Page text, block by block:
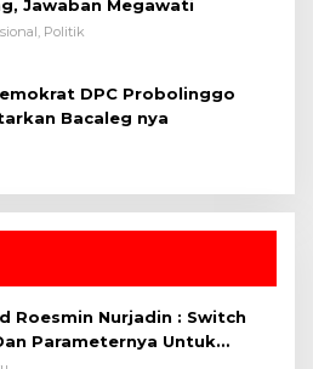
Jawaban Megawati
Politik
DPC Probolinggo
Bacaleg nya
Roesmin Nurjadin : Switch
Parameternya Untuk